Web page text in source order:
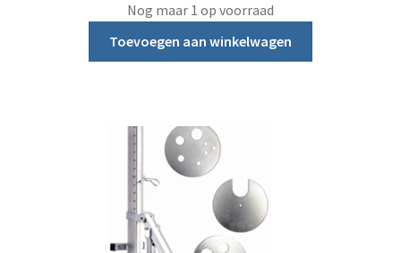
Nog maar 1 op voorraad
Toevoegen aan winkelwagen